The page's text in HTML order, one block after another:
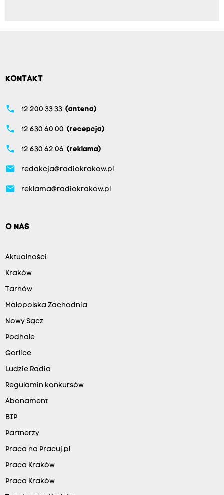
KONTAKT
phone 12 200 33 33 (antena)
phone 12 630 60 00 (recepcja)
phone 12 630 62 06 (reklama)
email redakcja@radiokrakow.pl
email reklama@radiokrakow.pl
O NAS
Aktualności
Kraków
Tarnów
Małopolska Zachodnia
Nowy Sącz
Podhale
Gorlice
Ludzie Radia
Regulamin konkursów
Abonament
BIP
Partnerzy
Praca na Pracuj.pl
Praca Kraków
Praca Kraków